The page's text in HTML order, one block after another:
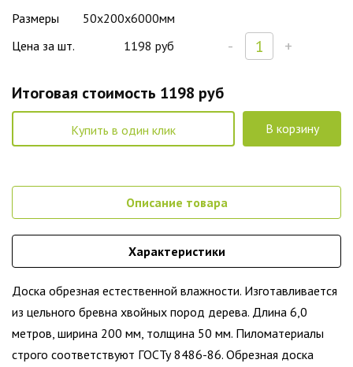
Размеры
50х200х6000мм
Цена за шт.
1198 руб - +
Итоговая стоимость 1198 руб
Купить в один клик В корзину
Описание товара
Характеристики
Доска обрезная естественной влажности. Изготавливается
из цельного бревна хвойных пород дерева. Длина 6,0
метров, ширина 200 мм, толщина 50 мм. Пиломатериалы
строго соответствуют ГОСТу 8486-86. Обрезная доска